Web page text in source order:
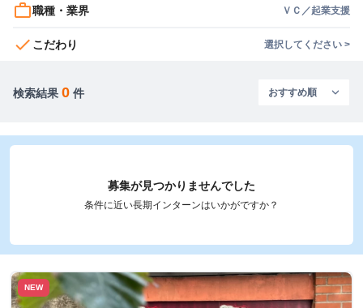
work_outline職種・業界 ＶＣ／起業支援
check こだわり 選択してください >
検索結果 0 件
募集が見つかりませんでした
条件に近い長期インターンはいかがですか？
NEW